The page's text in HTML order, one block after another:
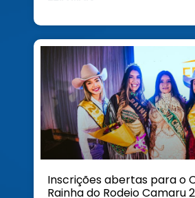
Inscrições abertas para o
Rainha do Rodeio Camaru